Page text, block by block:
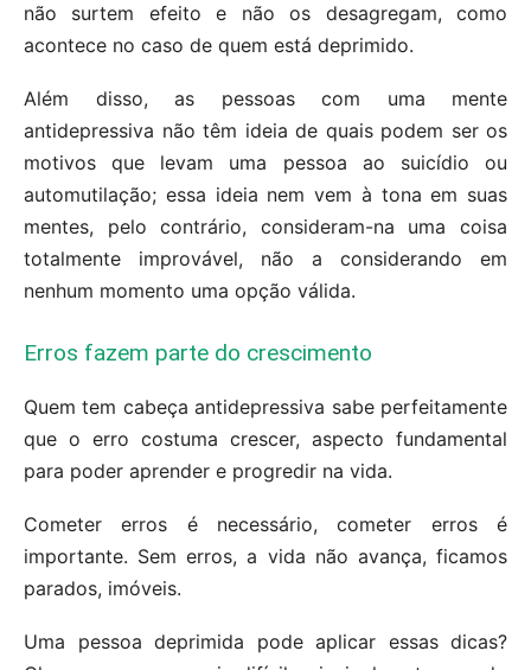
não surtem efeito e não os desagregam, como
acontece no caso de quem está deprimido.
Além disso, as pessoas com uma mente
antidepressiva não têm ideia de quais podem ser os
motivos que levam uma pessoa ao suicídio ou
automutilação; essa ideia nem vem à tona em suas
mentes, pelo contrário, consideram-na uma coisa
totalmente improvável, não a considerando em
nenhum momento uma opção válida.
Erros fazem parte do crescimento
Quem tem cabeça antidepressiva sabe perfeitamente
que o erro costuma crescer, aspecto fundamental
para poder aprender e progredir na vida.
Cometer erros é necessário, cometer erros é
importante. Sem erros, a vida não avança, ficamos
parados, imóveis.
Uma pessoa deprimida pode aplicar essas dicas?